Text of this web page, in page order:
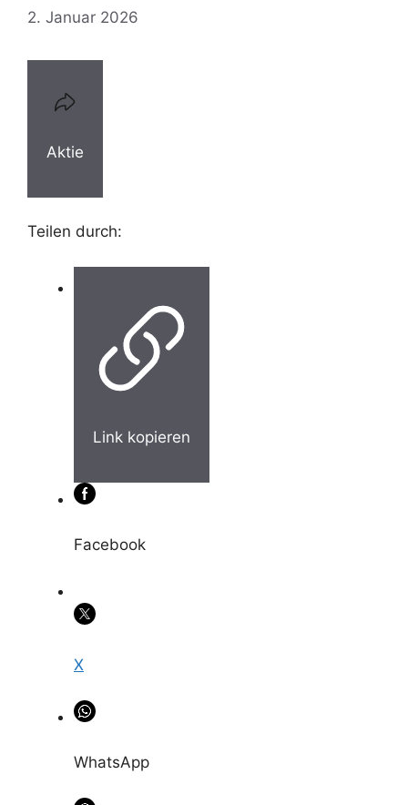
2. Januar 2026
Aktie
Teilen durch:
Link kopieren
Facebook
X
WhatsApp